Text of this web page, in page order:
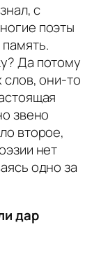
с
поэты
Да потому
слов, они-то
звено
второе,
нет
одно за
дар